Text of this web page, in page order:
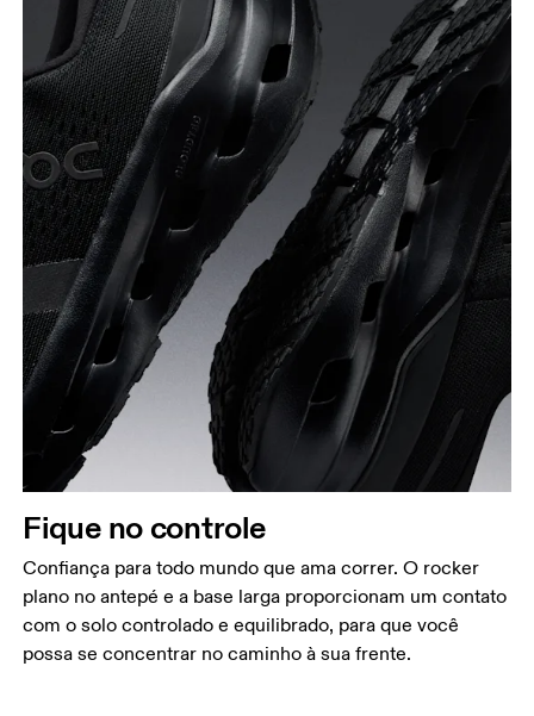
Fique no controle
Confiança para todo mundo que ama correr. O rocker
plano no antepé e a base larga proporcionam um contato
com o solo controlado e equilibrado, para que você
possa se concentrar no caminho à sua frente.